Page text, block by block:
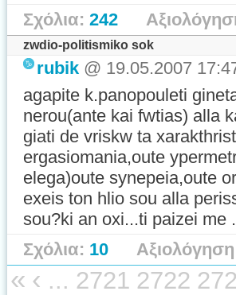
Σχόλια: 242
zwdio-politismiko sok
rubik @ 19.05.2007
agapite k.panopouleti
nerou(ante kai fwtias) alla
giati de vriskw ta
ergasiomania,oute
elega)oute synepeia,oute
exeis ton hlio sou alla
sou?ki an oxi...ti paizei me
Σχόλια: 10
« ‹ ... 2721 2722